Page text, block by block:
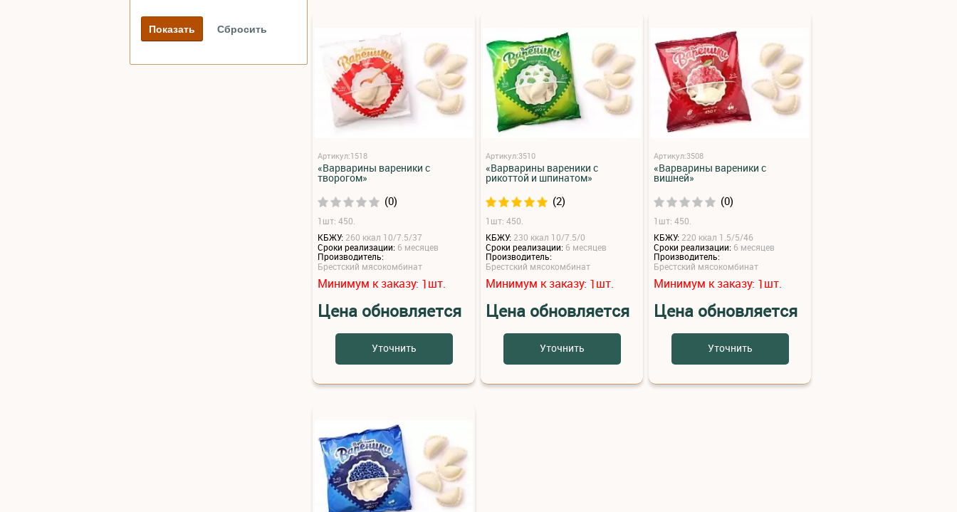
Артикул:1518
«Варварины вареники с
творогом»
(0)
1шт: 450.
КБЖУ: 260 ккал 10/7.5/37
Сроки реализации: 6 месяцев
Производитель:
Брестский мясокомбинат
Минимум к заказу: 1шт.
Цена обновляется
Уточнить
Артикул:3510
«Варварины вареники с
рикоттой и шпинатом»
(2)
1шт: 450.
КБЖУ: 230 ккал 10/7.5/0
Сроки реализации: 6 месяцев
Производитель:
Брестский мясокомбинат
Минимум к заказу: 1шт.
Цена обновляется
Уточнить
Артикул:3508
«Варварины вареники с
вишней»
(0)
1шт: 450.
КБЖУ: 220 ккал 1.5/5/46
Сроки реализации: 6 месяцев
Производитель:
Брестский мясокомбинат
Минимум к заказу: 1шт.
Цена обновляется
Уточнить